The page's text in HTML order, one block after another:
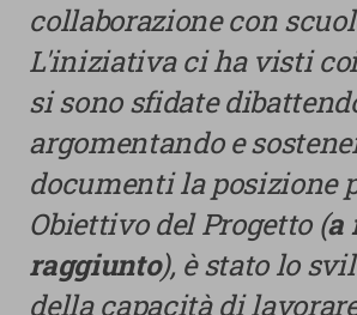
La tua privacy
Cookie
strettamente
necessari
Cookie di Analisi
Cookie di marketing
collaborazione con
L'iniziativa ci ha visti
si sono sfidate
argomentando e
documenti la posizione
Obiettivo del Progetto (a
raggiunto), è stato lo
della capacità di